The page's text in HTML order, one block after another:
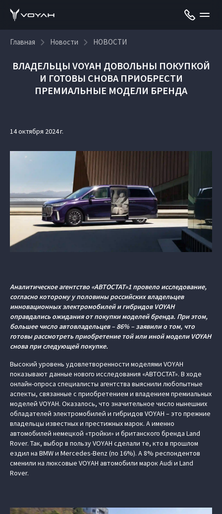
Главная Новости НОВОСТИ
ВЛАДЕЛЬЦЫ VOYAH ДОВОЛЬНЫ ПОКУПКОЙ
И ГОТОВЫ СНОВА ПРИОБРЕСТИ
ПРЕМИАЛЬНЫЕ МОДЕЛИ БРЕНДА
14 октября 2024 г.
Аналитическое агентство «АВТОСТАТ»1 провело исследование,
согласно которому у половины российских владельцев
инновационных электромобилей и гибридов VOYAH
оправдались ожидания от покупки моделей бренда. При этом,
большее число автовладельцев – 86% – заявили о том, что
готовы рассмотреть приобретение той или иной модели VOYAH
снова при следующей покупке.
Высокий уровень удовлетворенности моделями VOYAH
показывают данные нового исследования «АВТОСТАТ». В ходе
онлайн-опроса специалисты агентства выяснили любопытные
аспекты, связанные с приобретением и владением премиальных
моделей VOYAH. Оказалось, что значительное число нынешних
обладателей электромобилей и гибридов VOYAH – это прежние
владельцы известных и престижных марок. А именно
автомобилей немецкой «тройки» и британского бренда Land
Rover. Так, выбор в пользу VOYAH сделали те, кто в прошлом
ездил на BMW и Mercedes-Benz (по 16%). А 8% респондентов
сменили на люксовые VOYAH автомобили марок Audi и Land
Rover.